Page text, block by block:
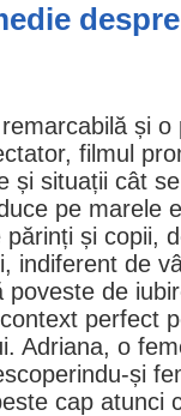
și
filmul
și situații cât
pe marele
și copii,
indiferent de
de
perfect
Adriana, o
și
cap atunci